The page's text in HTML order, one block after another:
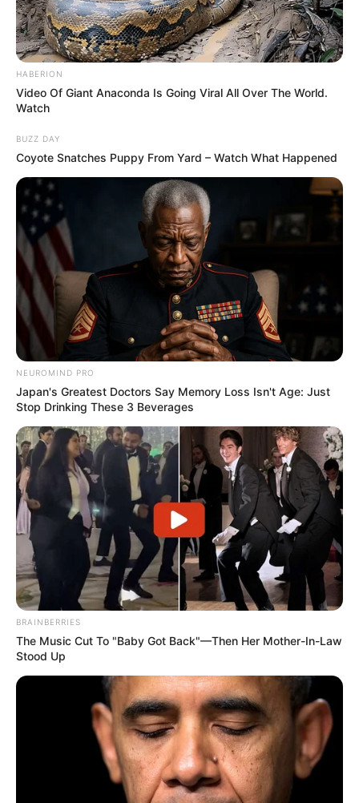
ΤΑΥΤΟΤΗΤΑ ΚΑΙ ΕΠΙΚΟΙΝΩΝΙΑ ΟΡΟΙ ΧΡΗΣΗΣ
HABERION
Video Of Giant Anaconda Is Going Viral All Over The World.
Watch
BUZZ DAY
Coyote Snatches Puppy From Yard – Watch What Happened
NEUROMIND PRO
Japan's Greatest Doctors Say Memory Loss Isn't Age: Just
Stop Drinking These 3 Beverages
BRAINBERRIES
The Music Cut To "Baby Got Back"—Then Her Mother-In-Law
Stood Up